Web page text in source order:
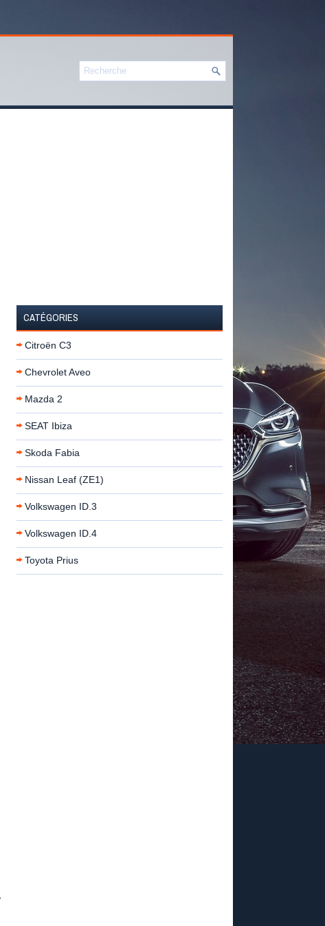
CATÉGORIES
Citroën C3
Chevrolet Aveo
Mazda 2
SEAT Ibiza
Skoda Fabia
Nissan Leaf (ZE1)
Volkswagen ID.3
Volkswagen ID.4
Toyota Prius